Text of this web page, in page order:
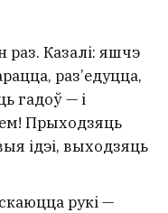
раз. Казалі: яшчэ
раз’едуцца,
гадоў — і
Прыходзяць
ідэі, выходзяць
рукі —